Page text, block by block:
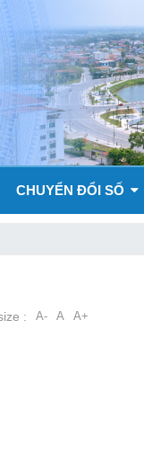
CHUYỂN ĐỔI SỐ
: A- A A+